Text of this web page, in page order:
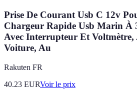
Prise De Courant Usb C 12v
Chargeur Rapide Usb Marin À
Avec Interrupteur Et
Voiture, Au
Rakuten FR
40.23 EURVoir le prix